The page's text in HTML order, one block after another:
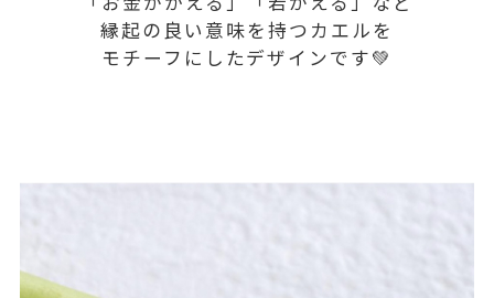
縁起の良い意味を持つカエルを
モチーフにしたデザインです💚